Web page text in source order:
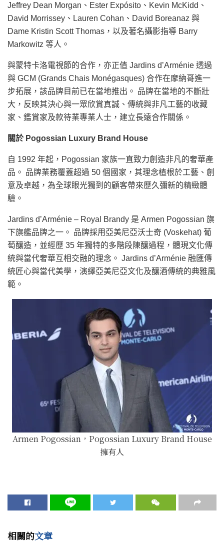
Jeffrey Dean Morgan、Ester Expósito、Kevin McKidd、
David Morrissey、Lauren Cohan、David Boreanaz 與
Dame Kristin Scott Thomas，以及著名攝影指導 Barry
Markowitz 等人。
與蒙特卡洛電視節的合作，亦正值 Jardins d’Arménie 透過
與 GCM (Grands Chais Monégasques) 合作在摩納哥進一
步拓展，該品牌目前已在當地推出。 品牌在當地的不斷壯
大，反映其決心與一眾欣賞真誠、傳統與非凡工藝的收藏
家、鑑賞家及款待業專業人士，建立長遠合作關係。
關於 Pogossian Luxury Brand House
自 1992 年起，Pogossian 家族一直致力創造非凡的奢華產
品。 品牌業務覆蓋超過 50 個國家，其理念植根於工藝、創
意及卓越，為全球眼光獨到的顧客帶來歷久彌新的精緻體
驗。
Jardins d’Arménie – Royal Brandy 是 Armen Pogossian 旗
下旗艦品牌之一。 品牌採用亞美尼亞沃士奇 (Voskehat) 葡
萄釀造，並經歷 35 年獨特的多階段陳釀過程，體現文化傳
統與當代奢華互相交融的理念。 Jardins d’Arménie 融匯傳
統匠心與當代美學，演繹亞美尼亞文化及釀酒傳統的典雅風
範。
Armen Pogossian，Pogossian Luxury Brand House
擁有人
相關的文章